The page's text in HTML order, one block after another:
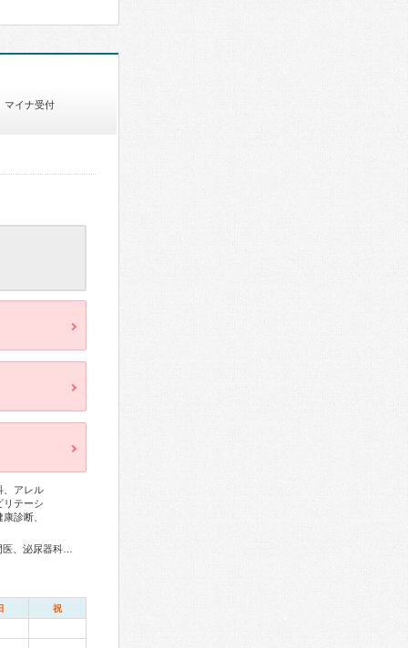
マイナ受付
、アレル
リテーシ
診断、
祝